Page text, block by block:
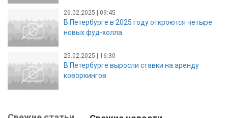
26.02.2025 | 09:45
В Петербурге в 2025 году откроются четыре
новых фуд-холла
25.02.2025 | 16:30
В Петербурге выросли ставки на аренду
коворкингов